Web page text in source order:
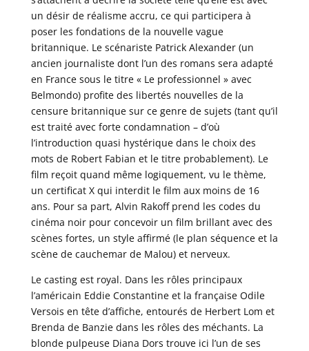
un désir de réalisme accru, ce qui participera à
poser les fondations de la nouvelle vague
britannique. Le scénariste Patrick Alexander (un
ancien journaliste dont l’un des romans sera adapté
en France sous le titre « Le professionnel » avec
Belmondo) profite des libertés nouvelles de la
censure britannique sur ce genre de sujets (tant qu’il
est traité avec forte condamnation – d’où
l’introduction quasi hystérique dans le choix des
mots de Robert Fabian et le titre probablement). Le
film reçoit quand même logiquement, vu le thème,
un certificat X qui interdit le film aux moins de 16
ans. Pour sa part, Alvin Rakoff prend les codes du
cinéma noir pour concevoir un film brillant avec des
scènes fortes, un style affirmé (le plan séquence et la
scène de cauchemar de Malou) et nerveux.
Le casting est royal. Dans les rôles principaux
l’américain Eddie Constantine et la française Odile
Versois en tête d’affiche, entourés de Herbert Lom et
Brenda de Banzie dans les rôles des méchants. La
blonde pulpeuse Diana Dors trouve ici l’un de ses